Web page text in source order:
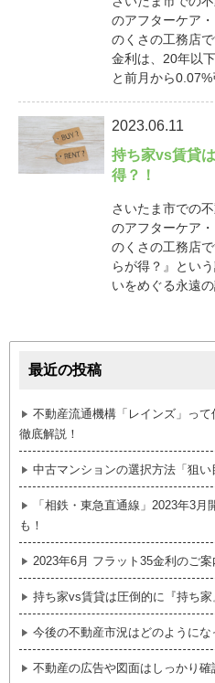
のアフターケア
のくさの工務店
金利は、20年以
と前月から
2023.06.11
持ち家vs賃貸
得？！
さいたま市での
のアフターケア
のくさの工務店
らが得？』とい
いをめぐる永遠
最近の投稿
不動産流通機構「レインズ」っ
徹底解説！
中古マンションの選択方法「狙い
「相鉄・東急直通線」2023年3
も！
2023年6月 フラット35金利のご案
持ち家vs賃貸は圧倒的に『持ち家
今後の不動産市況はどのようにな
不動産の広告や図面はしっかり確